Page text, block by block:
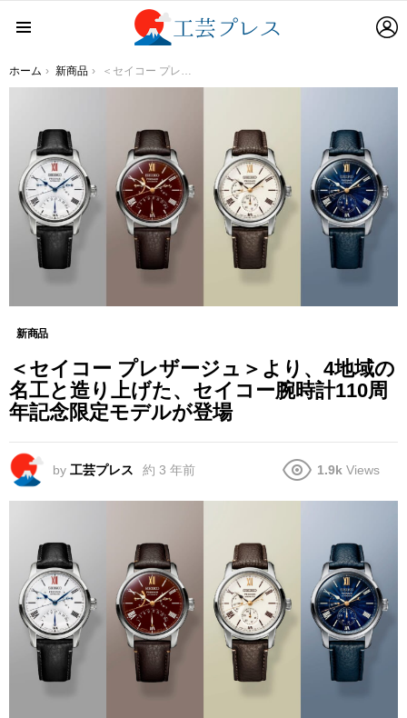
You are here:
ホーム 新商品 ＜セイコー プレザージュ＞より、4地域の名工と造り上げた、セイコー腕時計110周年記念限定モデルが登場
新商品
＜セイコー プレザージュ＞より、4地域の
名工と造り上げた、セイコー腕時計110周
年記念限定モデルが登場
by 工芸プレス 約 3 年前 1.9k Views